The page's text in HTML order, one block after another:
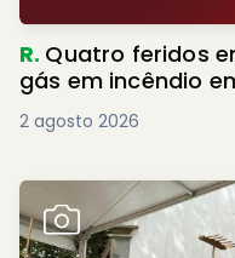
R. Quatro feridos
gás em incêndio
2 agosto 2026